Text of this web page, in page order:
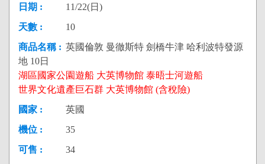
11/22(日)
10
英國倫敦 曼徹斯特 劍橋牛津 哈利波特發源
地 10日
湖區國家公園遊船 大英博物館 泰晤士河遊船
世界文化遺產巨石群 大英博物館 (含稅險)
英國
35
34